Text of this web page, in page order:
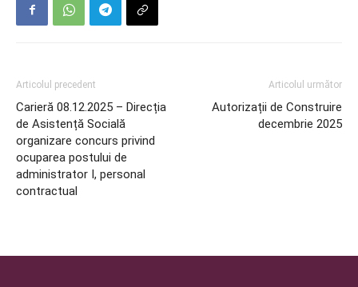
Articolul precedent
Carieră 08.12.2025 – Direcția
de Asistență Socială
organizare concurs privind
ocuparea postului de
administrator I, personal
contractual
Articolul următor
Autorizații de Construire
decembrie 2025